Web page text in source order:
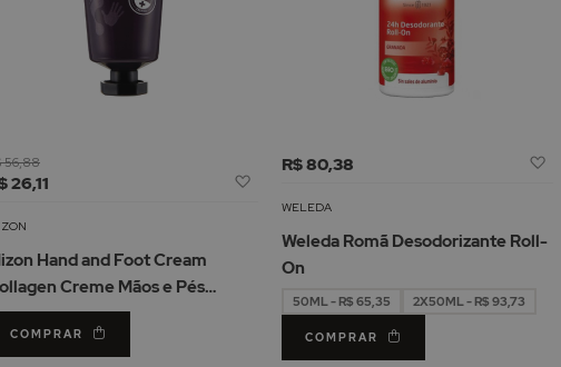
26,11
56,88
Desejos
Hand and Foot Cream
Creme Mãos e Pés
100ml
COMPRAR
R$ 80,38
WELEDA
Weleda Romã Desodorizante Roll-
On
50ML - R$ 65,35 2X50ML - R$ 93,73
COMPRAR